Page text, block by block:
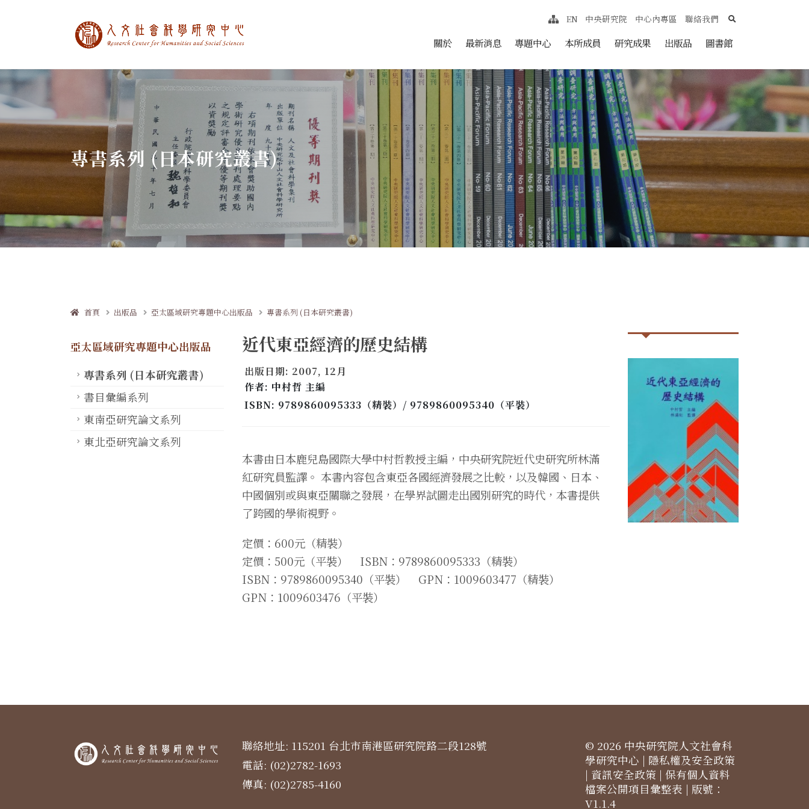
中央研究院人文社會科學研究中心 跳至中央區塊/Main Content
關於 最新消息 專題中心 本所成員 研究成果 出版品 圖書館
網站導覽
EN 中央研究院 中心內專區 聯絡我們 search
:::
專書系列 (日本研究叢書)
首頁 出版品 亞太區域研究專題中心出版品 專書系列 (日本研究叢書)
亞太區域研究專題中心出版品
專書系列 (日本研究叢書)
書目彙編系列
東南亞研究論文系列
東北亞研究論文系列
近代東亞經濟的歷史結構
出版日期: 2007, 12月
作者: 中村哲 主編
ISBN: 9789860095333（精裝）/ 9789860095340（平裝）
本書由日本鹿兒島國際大學中村哲教授主編，中央研究院近代史研究所林滿
紅研究員監譯。 本書內容包含東亞各國經濟發展之比較，以及韓國、日本、
中國個別或與東亞關聯之發展，在學界試圖走出國別研究的時代，本書提供
了跨國的學術視野。
定價：600元（精裝）
定價：500元（平裝） ISBN：9789860095333（精裝）
ISBN：9789860095340（平裝） GPN：1009603477（精裝）
GPN：1009603476（平裝）
聯絡地址: 115201 台北市南港區研究院路二段128號
電話: (02)2782-1693
傳真: (02)2785-4160
© 2026 中央研究院人文社會科
學研究中心 | 隱私權及安全政策
| 資訊安全政策 | 保有個人資料
檔案公開項目彙整表 | 版號：
V1.1.4